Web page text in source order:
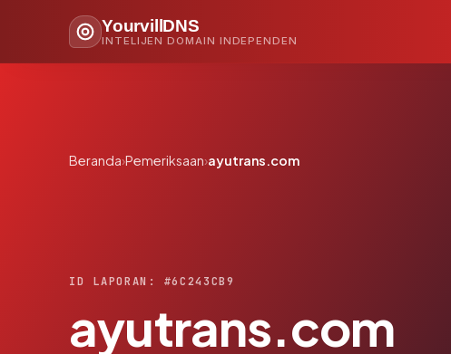
YourvillDNS
INTELIJEN DOMAIN INDEPENDEN
Beranda›Pemeriksaan›ayutrans.com
ID LAPORAN: #6C243CB9
ayutrans.com